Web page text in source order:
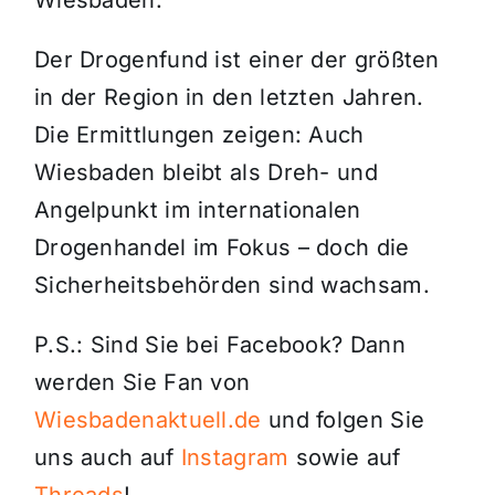
Der Drogenfund ist einer der größten
in der Region in den letzten Jahren.
Die Ermittlungen zeigen: Auch
Wiesbaden bleibt als Dreh- und
Angelpunkt im internationalen
Drogenhandel im Fokus – doch die
Sicherheitsbehörden sind wachsam.
P.S.: Sind Sie bei Facebook? Dann
werden Sie Fan von
Wiesbadenaktuell.de und folgen Sie
uns auch auf Instagram sowie auf